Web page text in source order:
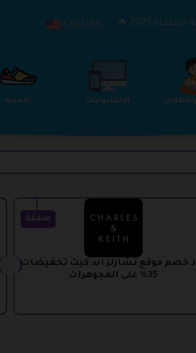
2025 🔥
ENGLISH
الالكترونيات الامهات والاطفال
صفقة
خصم موقع تشارلز اند كيث تخفيضات
35% على المجوهرات